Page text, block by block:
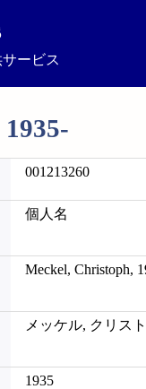
ービス
001213260
個人名
Meckel, Christoph,
メッケル, クリス
1935